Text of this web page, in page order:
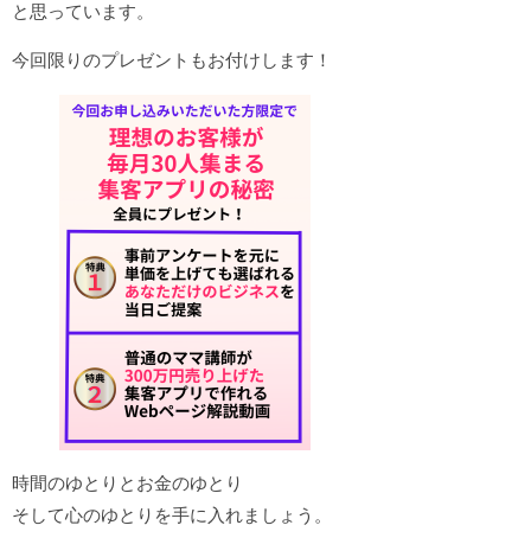
と思っています。
今回限りのプレゼントもお付けします！
時間のゆとりとお金のゆとり
そして心のゆとりを手に入れましょう。